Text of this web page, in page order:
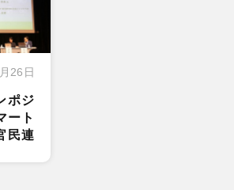
26日
ポジ
ート
民連